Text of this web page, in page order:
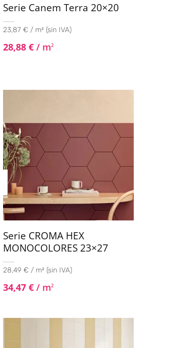
Serie Canem Terra 20×20
23,87 € / m² (sin IVA)
28,88 €/ m2
Serie CROMA HEX
MONOCOLORES 23×27
28,49 € / m² (sin IVA)
34,47 €/ m2